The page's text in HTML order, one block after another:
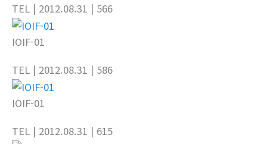
TEL | 2012.08.31 | 566
IOIF-01
TEL | 2012.08.31 | 586
IOIF-01
TEL | 2012.08.31 | 615